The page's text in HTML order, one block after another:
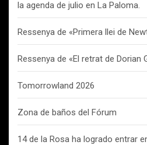
la agenda de julio en La Paloma.
Ressenya de «Primera llei de
Ressenya de «El retrat de Dorian
Tomorrowland 2026
Zona de baños del Fórum
14 de la Rosa ha logrado entrar